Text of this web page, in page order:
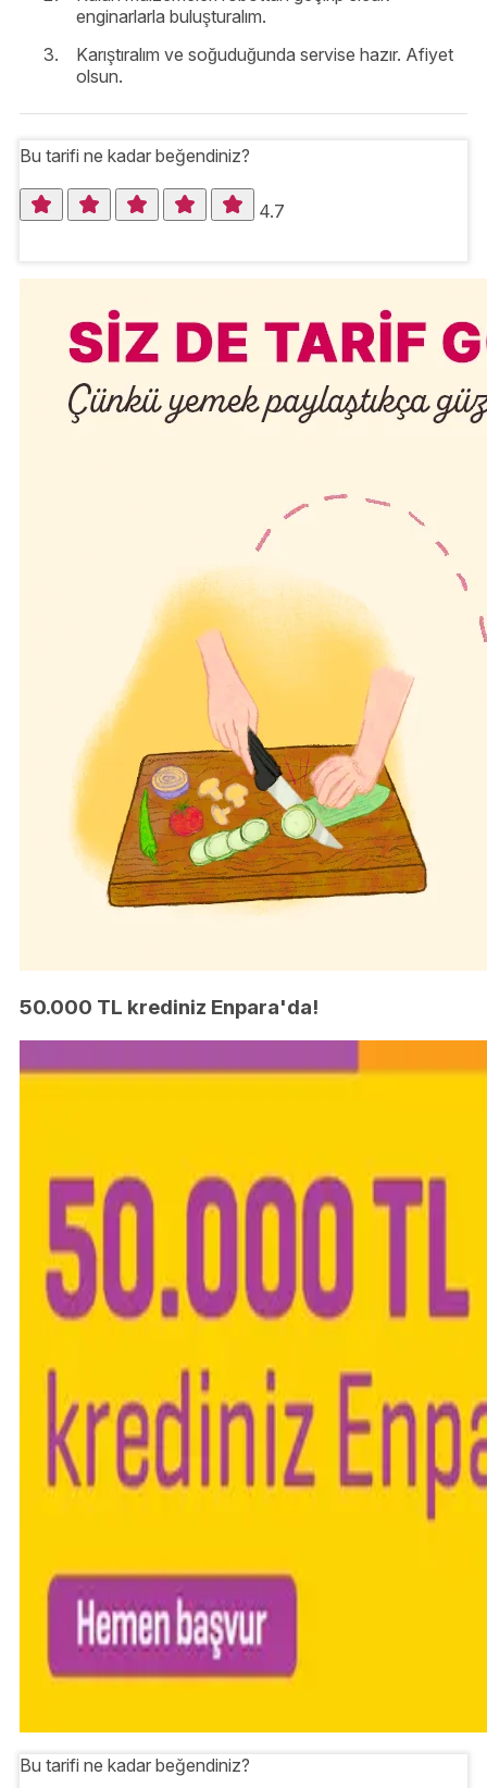
enginarlarla buluşturalım.
Karıştıralım ve soğuduğunda servise hazır. Afiyet
olsun.
Bu tarifi ne kadar beğendiniz?
4.7
50.000 TL krediniz Enpara'da!
Bu tarifi ne kadar beğendiniz?